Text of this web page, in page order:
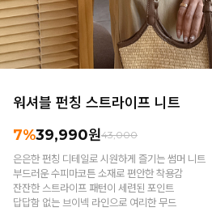
워셔블 펀칭 스트라이프 니트
7%39,990원43,000
은은한 펀칭 디테일로 시원하게 즐기는 썸머 니트
부드러운 수피마코튼 소재로 편안한 착용감
잔잔한 스트라이프 패턴이 세련된 포인트
답답함 없는 브이넥 라인으로 여리한 무드